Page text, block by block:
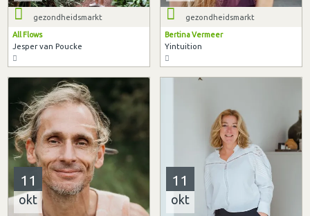
gezondheidsmarkt
All Flows
Jesper van Poucke
gezondheidsmarkt
Bertina Vermeer
Yintuition
11
okt
11
okt